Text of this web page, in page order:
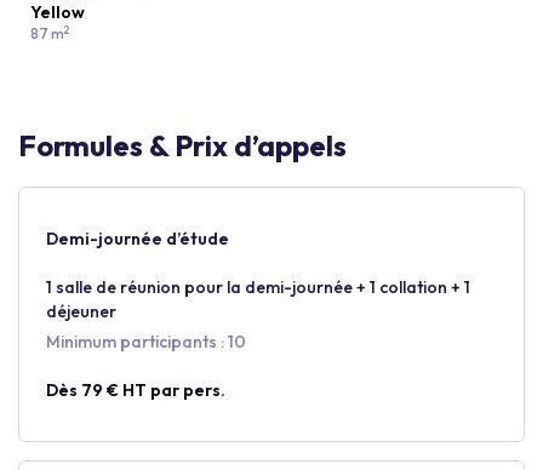
Yellow
87 m2
Formules & Prix d’appels
Demi-journée d’étude
1 salle de réunion pour la demi-journée + 1 collation + 1
déjeuner
Minimum participants : 10
Dès 79 € HT par pers.